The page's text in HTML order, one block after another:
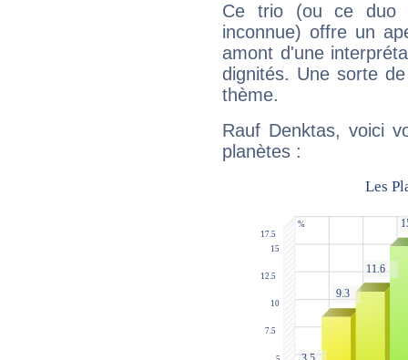
Ce trio (ou ce duo
inconnue) offre un
amont d'une
dignités. Une sorte
thème.
Rauf Denktas, voici
planètes :